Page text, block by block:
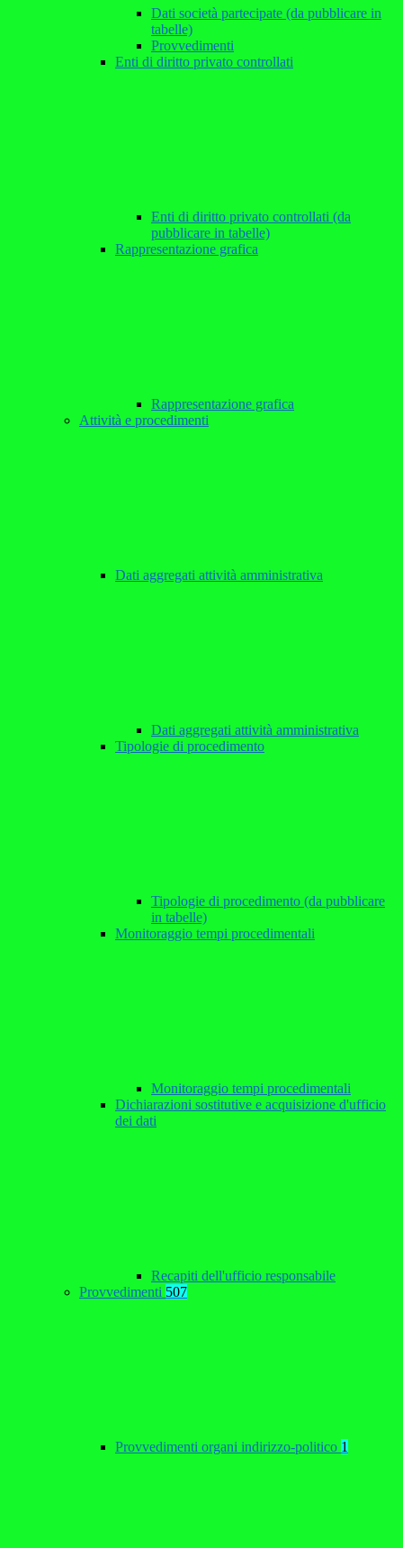
Dati società partecipate (da pubblicare in
tabelle)
Provvedimenti
Enti di diritto privato controllati
Enti di diritto privato controllati (da
pubblicare in tabelle)
Rappresentazione grafica
Rappresentazione grafica
Attività e procedimenti
Dati aggregati attività amministrativa
Dati aggregati attività amministrativa
Tipologie di procedimento
Tipologie di procedimento (da pubblicare
in tabelle)
Monitoraggio tempi procedimentali
Monitoraggio tempi procedimentali
Dichiarazioni sostitutive e acquisizione d'ufficio
dei dati
Recapiti dell'ufficio responsabile
Provvedimenti 507
Provvedimenti organi indirizzo-politico 1